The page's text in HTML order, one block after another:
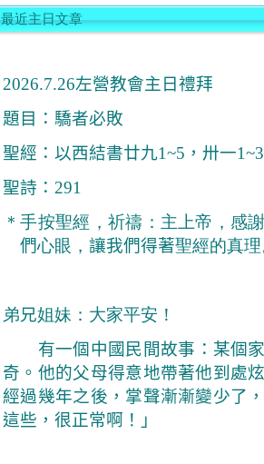
最近主日文章
2026.7.26左營教會主日禮拜
題目：驕者必敗
聖經：以西結書廿九1~5 ，卅一1~3
聖詩： 291
＊手按聖經，祈禱：主上帝，感
們心眼， 讓我們得著聖經的真理
弟兄姐妹：大家平安！
有一個 中國民間故事 ：某個
奇。他的父母得意地帶著他到處
經過幾年之後，掌聲漸漸變少了
這些，很正常啊！」